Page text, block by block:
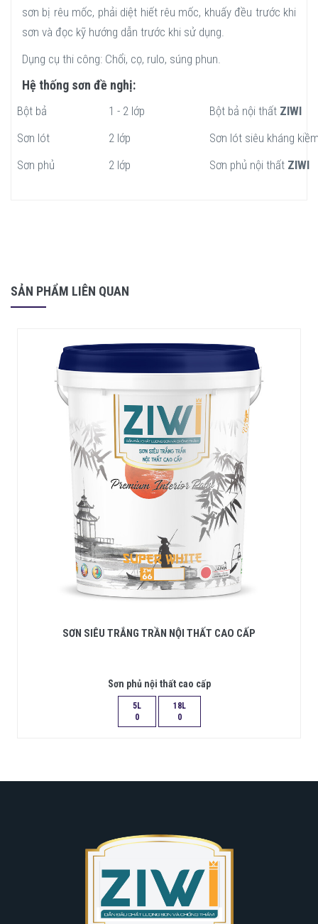
sơn bị rêu mốc, phải diệt hiết rêu mốc, khuấy đều trước khi
sơn và đọc kỹ hướng dẫn trước khi sử dụng.
Dụng cụ thi công: Chổi, cọ, rulo, súng phun.
Hệ thống sơn đề nghị:
Bột bả 1 - 2 lớp Bột bả nội thất ZIWI
Sơn lót
2 lớp
Sơn lót siêu kháng
Sơn phủ
2 lớp Sơn phủ nội thất ZIWI
SẢN PHẨM LIÊN QUAN
SƠN SIÊU TRẮNG TRẦN NỘI THẤT CAO CẤP
Sơn phủ nội thất cao cấp
5L
0
18L
0